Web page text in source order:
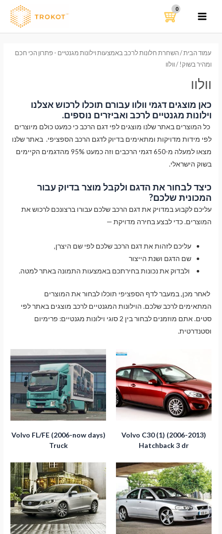
MAIN
עמוד הבית/השחרת חלונות לרכב באמצעות וילונות מגנטיים - פתרון הכי חכם
ומהיר בשוק! / וולוו
וולוו
כאן מוצגים דגמי וולוו עבורם תוכלו לרכוש אצלנו
וילונות מגנטיים לרכב ואביזרים נוספים.
כל המוצרים באתר שלנו מוצגים לפי דגם הרכב כי כמעט כולם מיוצרים
לפי מידות מדויקות ומתאימים בדיוק לדגם הרכב הספציפי. באתר שלנו
מצאו למעלה מ-650 דגמי הרכבים וזה כמעט 95% מהדגמים הקיימים
בשוק הישראלי.
כיצד לבחור את הדגם ולקבל מוצר בדיוק עבור
המכונית שלכם?
עליכם לקבוע במדויק את דגם הרכב שלכם עבורו ברצונכם לרכוש את
המוצרים. כדי לבצע בחירה מדויקת —
עליכם לזהות את דגם הרכב שלכם לפי שם היצרן,
שם הדגם ושנת הייצור
ולבדוק את נכונות בחירתכם באמצעות התמונה באתר למטה.
לאחר מכן, במעבר לדף הספציפי תוכלו לבחור את המוצרים
המתאימים לרכב שלכם. הוילונות המגנטיים לרכב מוצגים באתר לפי
סטים. אתם מוזמנים לבחור בין 2 סוגי וילונות מגנטיים: פרימיום
וסטנדרטית.
Volvo C30 (1) (2006-2013)
Hatchback 3 dr
Volvo FL/FE (2006-now days)
Truck
מעבר לסל הקניות